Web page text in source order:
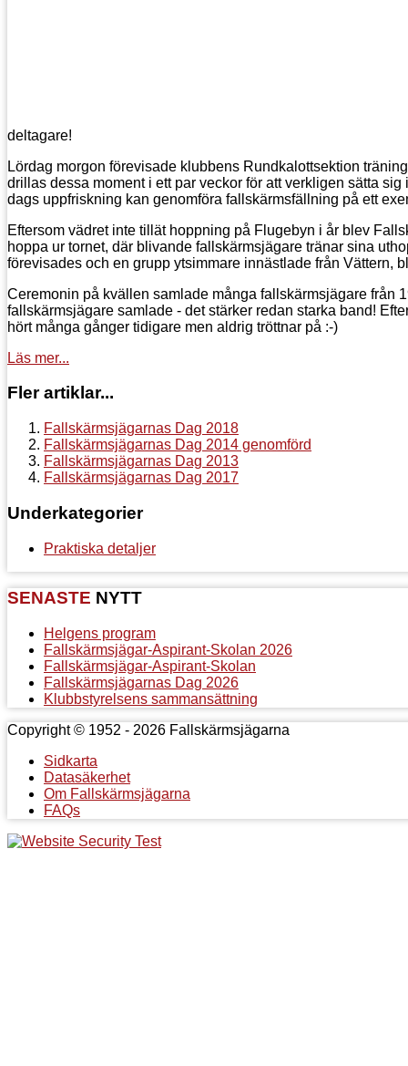
deltagare!
Lördag morgon förevisade klubbens Rundkalottsektion
drillas dessa moment i ett par veckor för att verkligen sätta
dags uppfriskning kan genomföra fallskärmsfällning på ett
Eftersom vädret inte tillät hoppning på Flugebyn i år blev
hoppa ur tornet, där blivande fallskärmsjägare tränar sina
förevisades och en grupp ytsimmare innästlade från Vättern,
Ceremonin på kvällen samlade många fallskärmsjägare från
fallskärmsjägare samlade - det stärker redan starka band!
hört många gånger tidigare men aldrig tröttnar på :-)
Läs mer...
Fler artiklar...
Fallskärmsjägarnas Dag 2018
Fallskärmsjägarnas Dag 2014 genomförd
Fallskärmsjägarnas Dag 2013
Fallskärmsjägarnas Dag 2017
Underkategorier
Praktiska detaljer
SENASTE NYTT
Helgens program
Fallskärmsjägar-Aspirant-Skolan 2026
Fallskärmsjägar-Aspirant-Skolan
Fallskärmsjägarnas Dag 2026
Klubbstyrelsens sammansättning
Copyright © 1952 - 2026 Fallskärmsjägarna
Sidkarta
Datasäkerhet
Om Fallskärmsjägarna
FAQs